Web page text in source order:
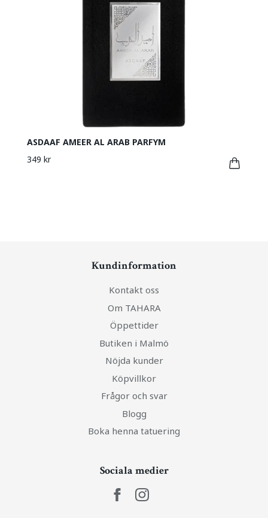
ASDAAF AMEER AL ARAB PARFYM
349 kr
Kundinformation
Kontakt oss
Om TAHARA
Öppettider
Butiken i Malmö
Nöjda kunder
Köpvillkor
Frågor och svar
Blogg
Boka henna tatuering
Sociala medier